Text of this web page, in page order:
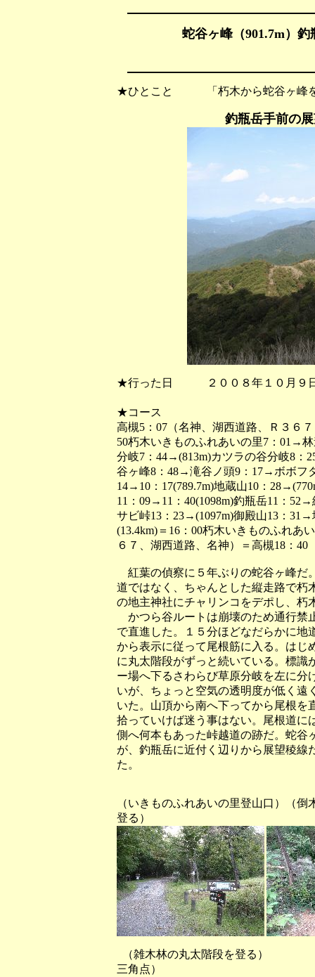
蛇谷ヶ峰（901.7m）釣
★ひとこと 「朽木から蛇谷ヶ峰を
釣瓶岳手前の
★行った日 ２００８年１０月
★コース
高槻5：07（名神、湖西道路、Ｒ３６
50朽木いきものふれあいの里7：01→
分岐7：44→(813m)カツラの谷分岐8：
谷ヶ峰8：48→滝谷ノ頭9：17→ボボフ
14→10：17(789.7m)地蔵山10：
11：09→11：40(1098m)釣瓶岳11：
サビ峠13：23→(1097m)御殿山13：
(13.4km)＝16：00朽木いきものふれあ
６７、湖西道路、名神）＝高槻18：40
紅葉の偵察に５年ぶりの蛇谷ヶ峰だ
道ではなく、ちゃんとした縦走路で朽
の地主神社にチャリンコをデポし、朽
かつら谷ルートは崩壊のため通行禁
で直進した。１５分ほどなだらかに地
から表示に従って尾根筋に入る。はじ
に丸太階段がずっと続いている。標識
ー場へ下るさわらび草原分岐を左に分
いが、ちょっと空気の透明度が低く遠
いた。山頂から南へ下ってから尾根を
拾っていけば迷う事はない。尾根道に
側へ何本もあった峠越道の跡だ。蛇谷
が、釣瓶岳に近付く辺りから展望稜線
た。
（いきものふれあいの里登山口）（
登る）
（雑木林の丸太階段を登
三角点）